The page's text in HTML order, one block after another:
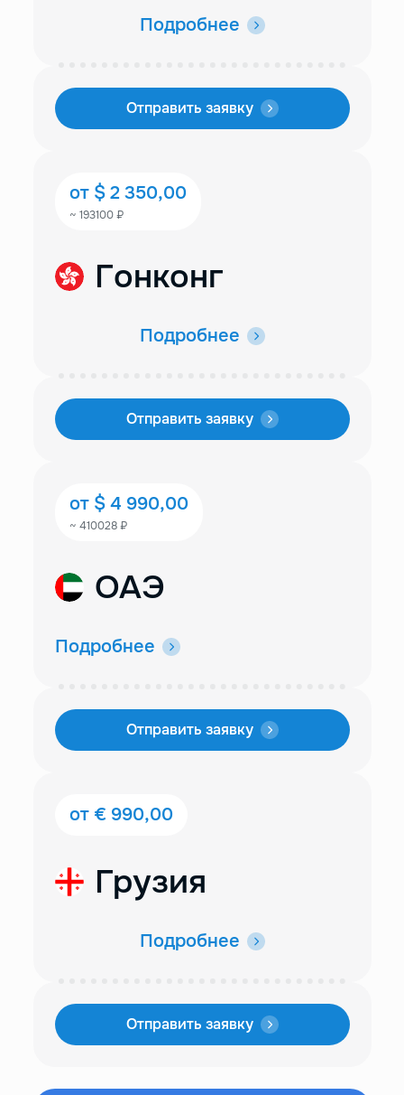
Подробнее
Отправить заявку
от $ 2 350,00
~ 193100 ₽
Гонконг
Подробнее
Отправить заявку
от $ 4 990,00
~ 410028 ₽
OAЭ
Подробнее
Отправить заявку
от € 990,00
Грузия
Подробнее
Отправить заявку